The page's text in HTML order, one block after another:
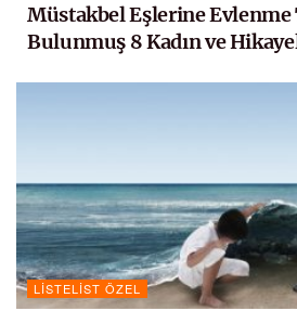
Müstakbel Eşlerine
Bulunmuş 8 Kadın ve
LISTELIST ÖZEL